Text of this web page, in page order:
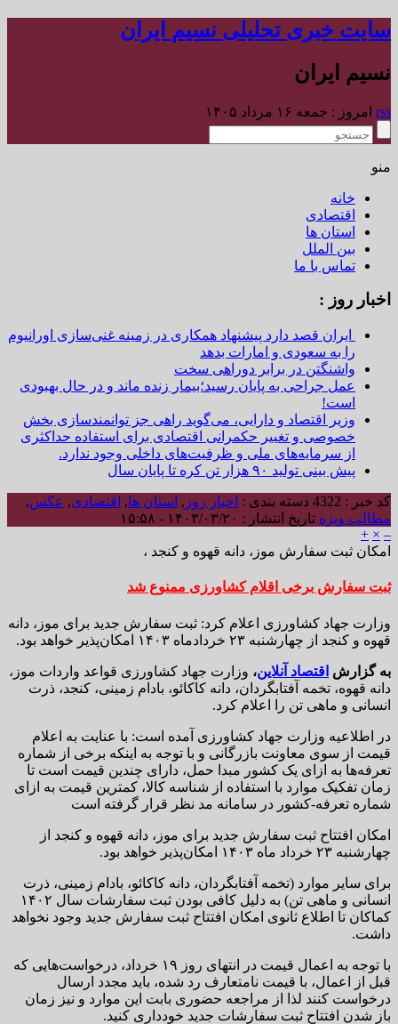
سایت خبری تحلیلی نسیم ایران
نسیم ایران
rss امروز : جمعه ۱۶ مرداد ۱۴۰۵
منو
خانه
اقتصادی
استان ها
بین الملل
تماس با ما
اخبار روز :
ایران قصد دارد پیشنهاد همکاری در زمینه غنی‌سازی اورانیوم
را به سعودی و امارات بدهد
واشنگتن در برابر دوراهی سخت
عمل جراحی به پایان رسید؛بیمار زنده ماند و در حال بهبودی
است!
وزیر اقتصاد و دارایی، می‌گوید راهی جز توانمندسازی بخش
خصوصی و تغییر حکمرانی اقتصادی برای استفاده حداکثری
از سرمایه‌های ملی و ظرفیت‌های داخلی وجود ندارد.
پیش بینی تولید ۹۰ هزار تن کره تا پایان سال
کد خبر : 4322 دسته بندی : اخبار روز , استان ها, اقتصادی, عکس,
مطالب ویژه تاریخ انتشار : ۱۴۰۳/۰۳/۲۰ - ۱۵:۵۸
–
×
+
امکان ثبت سفارش موز، دانه قهوه و کنجد ،
ثبت سفارش برخی اقلام کشاورزی ممنوع شد
وزارت جهاد کشاورزی اعلام کرد: ثبت سفارش جدید برای موز، دانه
قهوه و کنجد از چهارشنبه ۲۳ خردادماه ۱۴۰۳ امکان‌پذیر خواهد بود.
به گزارش اقتصاد آنلاین، وزارت جهاد کشاورزی قواعد واردات موز،
دانه قهوه، تخمه آفتابگردان، دانه کاکائو، بادام زمینی، کنجد، ذرت
انسانی و ماهی تن را اعلام کرد.
در اطلاعیه وزارت جهاد کشاورزی آمده است: با عنایت به اعلام
قیمت از سوی معاونت بازرگانی و با توجه به اینکه برخی از شماره
تعرفه‌ها به ازای یک کشور مبدا حمل، دارای چندین قیمت است تا
زمان تفکیک موارد با استفاده از شناسه کالا، کمترین قیمت به ازای
شماره تعرفه-کشور در سامانه مد نظر قرار گرفته است
امکان افتتاح ثبت سفارش جدید برای موز، دانه قهوه و کنجد از
چهارشنبه ۲۳ خرداد ماه ۱۴۰۳ امکان‌پذیر خواهد بود.
برای سایر موارد (تخمه آفتابگردان، دانه کاکائو، بادام زمینی، ذرت
انسانی و ماهی تن) به دلیل کافی بودن ثبت سفارشات سال ۱۴۰۲
کماکان تا اطلاع ثانوی امکان افتتاح ثبت سفارش جدید وجود نخواهد
داشت.
با توجه به اعمال قیمت در انتهای روز ۱۹ خرداد، درخواست‌هایی که
قبل از اعمال، با قیمت نامتعارف رد شده، باید مجدد ارسال
درخواست کنند لذا از مراجعه حضوری بابت این موارد و نیز زمان
باز شدن افتتاح ثبت سفارشات جدید خودداری کنید.